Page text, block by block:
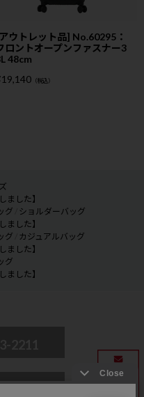
ウトレット品] No.60295：
ロントオープンファスナー3
48cm
19,140 （税込）
ました】
グ
ショルダーバッグ
ました】
グ
カジュアルバッグ
ました】
グ
ました】